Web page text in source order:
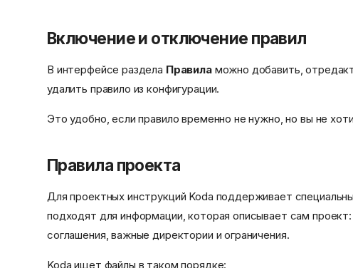
Включение и отключение правил
В интерфейсе раздела Правиламожно добавить,
удалить правило из конфигурации.
Это удобно, если правило временно не нужно, но вы не
Правила проекта
Для проектных инструкций Koda поддерживает
подходят для информации, которая описывает сам
соглашения, важные директории и ограничения.
Koda ищет файлы в таком порядке: